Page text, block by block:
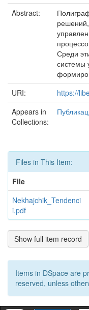
Abstract:
Среди
системы
URI:
https://
Appears in
Collections:
Files in This Item:
File
Nekhajchik_Tendenci
i.pdf
Show full item record
Items in DSpace are
reserved, unless